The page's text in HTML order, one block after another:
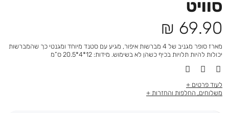
סוויט
מחיר
מוצר
69.90 ₪
מארז סופר מגניב של 4 מברשות איפור, מגיע עם סטנד מיוחד ומגנטי כך שהמברשות
יכולות להיות תלויות בכיף כשהן לא בשימוש. מידות: 12*4*20.5 ס”מ
לעוד פרטים
משלוחים, החלפות והחזרות